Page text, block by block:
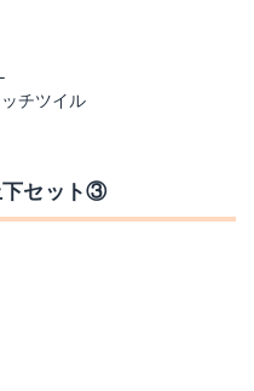
チツイル
下セット③